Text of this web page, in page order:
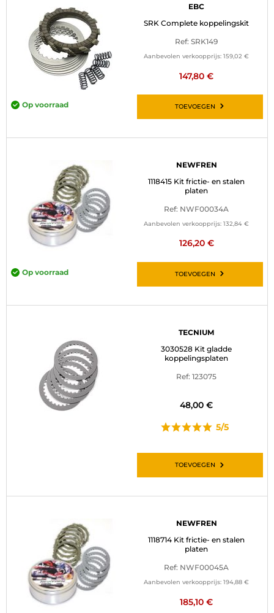
EBC
SRK Complete koppelingskit
Ref: SRK149
Aanbevolen verkoopprijs: 159,02 €
147,80 €
Op voorraad TOEVOEGEN
NEWFREN
1118415 Kit frictie- en stalen
platen
Ref: NWF00034A
Aanbevolen verkoopprijs: 132,84 €
126,20 €
Op voorraad TOEVOEGEN
TECNIUM
3030528 Kit gladde
koppelingsplaten
Ref: 123075
48,00 €
5/5
TOEVOEGEN
NEWFREN
1118714 Kit frictie- en stalen
platen
Ref: NWF00045A
Aanbevolen verkoopprijs: 194,88 €
185,10 €